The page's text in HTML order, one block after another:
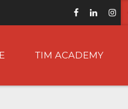
TIM ACADEMY